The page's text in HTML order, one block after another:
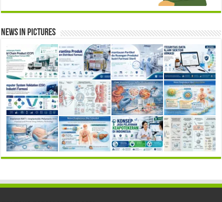
News in Pictures